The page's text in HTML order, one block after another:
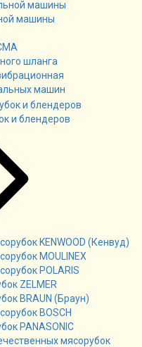
машины
шланга
машин
и блендеров
KENWOOD (Кенвуд)
MOULINEX
POLARIS
ZELMER
BRAUN (Браун)
BOSCH
PANASONIC
мясорубок